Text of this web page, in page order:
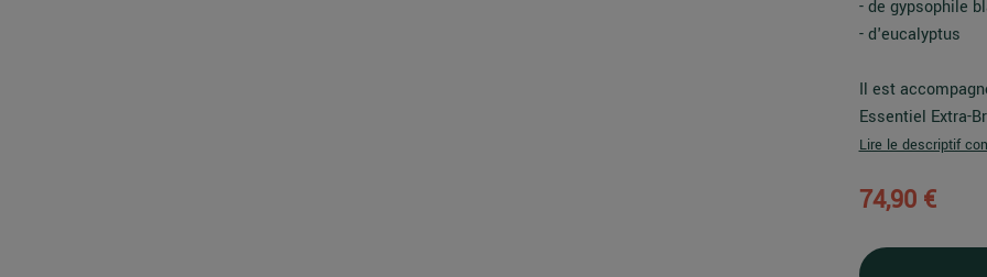
- de gypsophile
- d'eucalyptus
Il est
Essentiel Extra-
Lire le descriptif
74,90 €